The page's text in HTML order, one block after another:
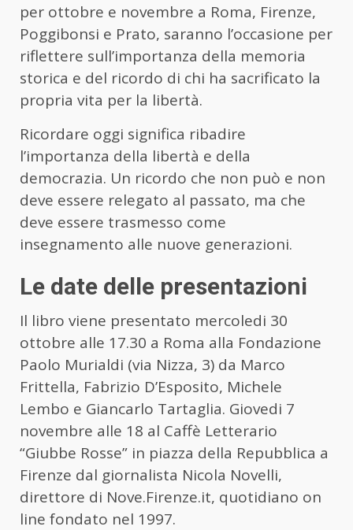
per ottobre e novembre a Roma, Firenze,
Poggibonsi e Prato, saranno l’occasione per
riflettere sull’importanza della memoria
storica e del ricordo di chi ha sacrificato la
propria vita per la libertà.
Ricordare oggi significa ribadire
l’importanza della libertà e della
democrazia. Un ricordo che non può e non
deve essere relegato al passato, ma che
deve essere trasmesso come
insegnamento alle nuove generazioni.
Le date delle presentazioni
Il libro viene presentato mercoledi 30
ottobre alle 17.30 a Roma alla Fondazione
Paolo Murialdi (via Nizza, 3) da Marco
Frittella, Fabrizio D’Esposito, Michele
Lembo e Giancarlo Tartaglia. Giovedi 7
novembre alle 18 al Caffè Letterario
“Giubbe Rosse” in piazza della Repubblica a
Firenze dal giornalista Nicola Novelli,
direttore di Nove.Firenze.it, quotidiano on
line fondato nel 1997.